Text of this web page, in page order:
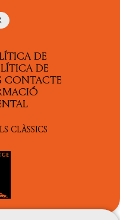
DE
DE
CONTACTE
CLÀSSICS